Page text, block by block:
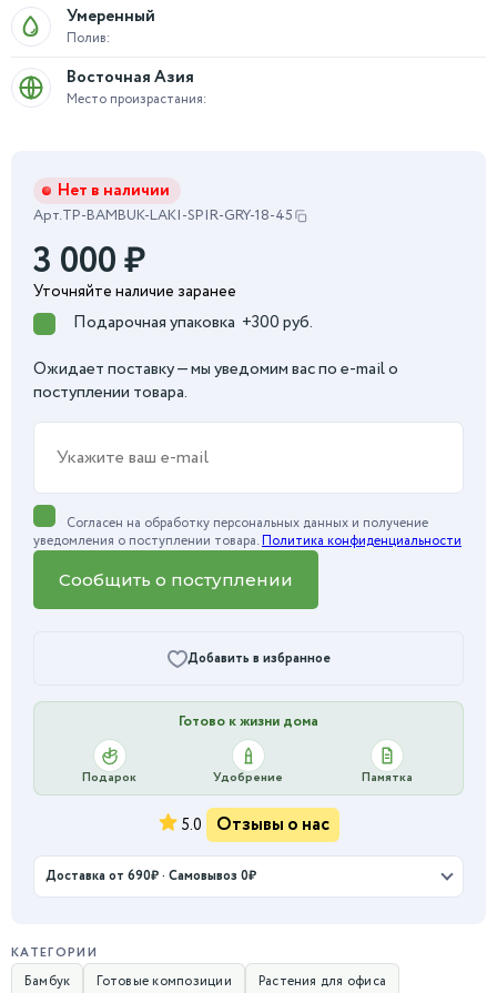
Полив:
Умеренный
Место произрастания:
Восточная Азия
Нет в наличии
Арт.TP-BAMBUK-LAKI-SPIR-GRY-18-45
3 000₽
Уточняйте наличие заранее
Подарочная упаковка +300 руб.
Ожидает поставку — мы уведомим вас по e-mail о
поступлении товара.
Согласен на обработку персональных данных и получение
уведомления о поступлении товара.Политика конфиденциальности
Сообщить о поступлении
Добавить в избранное
Готово к жизни дома
Подарок Удобрение Памятка
5.0 Отзывы о нас
Доставка от 690₽ · Самовывоз 0₽
КАТЕГОРИИ
Бамбук Готовые композиции
Растения для офиса